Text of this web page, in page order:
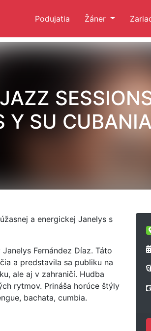
Podujatia Žáner
Y SU CUBANIA
a energickej Janelys s
Fernández Díaz. Táto
a predstavila sa publiku na
ale aj v zahraničí. Hudba
rytmov. Prináša horúce štýly
bachata, cumbia.